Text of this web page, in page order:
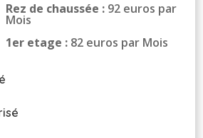
Rez de chaussée : 92 euros par
Mois
1er etage : 82 euros par Mois